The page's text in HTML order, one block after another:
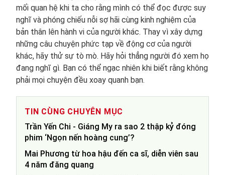
mối quan hệ khi ta cho rằng mình có thể đọc được suy
nghĩ và phóng chiếu nỗi sợ hãi cùng kinh nghiệm của
bản thân lên hành vi của người khác. Thay vì xây dựng
những câu chuyện phức tạp về động cơ của người
khác, hãy thử sự tò mò. Hãy hỏi thẳng người đó xem họ
đang nghĩ gì. Bạn có thể ngạc nhiên khi biết rằng không
phải mọi chuyện đều xoay quanh bạn.
TIN CÙNG CHUYÊN MỤC
Trần Yến Chi - Giáng My ra sao 2 thập kỷ đóng
phim ‘Ngọn nến hoàng cung’?
Mai Phương từ hoa hậu đến ca sĩ, diễn viên sau
4 năm đăng quang